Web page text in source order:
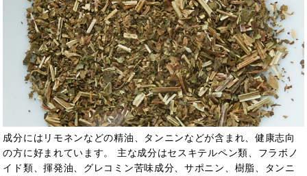
成分にはリモネンなどの精油、タンニンなどが含まれ、健康志向
の方に好まれています。 主な成分はセスキテルペン類、フラボノ
イド類、揮発油、グレコミン苦味成分、サポニン、樹脂、タンニ